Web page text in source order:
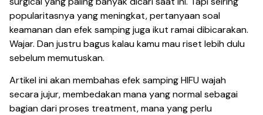
popularitasnya yang meningkat, pertanyaan soal
keamanan dan efek samping juga ikut ramai dibicarakan.
Wajar. Dan justru bagus kalau kamu mau riset lebih dulu
sebelum memutuskan.
Artikel ini akan membahas efek samping HIFU wajah
secara jujur, membedakan mana yang normal sebagai
bagian dari proses treatment, mana yang perlu